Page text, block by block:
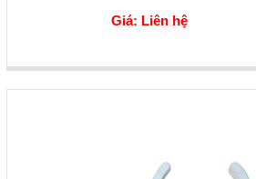
Giá: Liên hệ